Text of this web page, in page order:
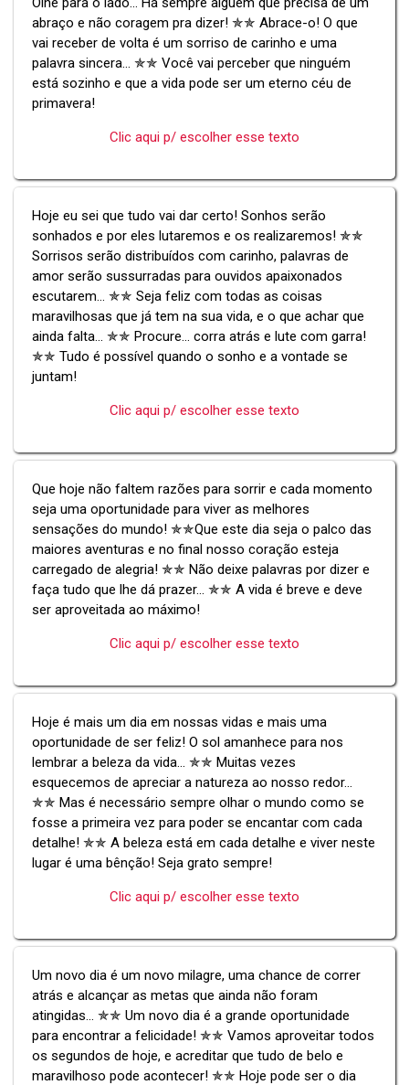
abraço e não coragem pra dizer! ✯✯ Abrace-o! O que
vai receber de volta é um sorriso de carinho e uma
palavra sincera... ✯✯ Você vai perceber que ninguém
está sozinho e que a vida pode ser um eterno céu de
primavera!
Clic aqui p/ escolher esse texto
Hoje eu sei que tudo vai dar certo! Sonhos serão
sonhados e por eles lutaremos e os realizaremos! ✯✯
Sorrisos serão distribuídos com carinho, palavras de
amor serão sussurradas para ouvidos apaixonados
escutarem... ✯✯ Seja feliz com todas as coisas
maravilhosas que já tem na sua vida, e o que achar que
ainda falta... ✯✯ Procure... corra atrás e lute com garra!
✯✯ Tudo é possível quando o sonho e a vontade se
juntam!
Clic aqui p/ escolher esse texto
Que hoje não faltem razões para sorrir e cada momento
seja uma oportunidade para viver as melhores
sensações do mundo! ✯✯Que este dia seja o palco das
maiores aventuras e no final nosso coração esteja
carregado de alegria! ✯✯ Não deixe palavras por dizer e
faça tudo que lhe dá prazer... ✯✯ A vida é breve e deve
ser aproveitada ao máximo!
Clic aqui p/ escolher esse texto
Hoje é mais um dia em nossas vidas e mais uma
oportunidade de ser feliz! O sol amanhece para nos
lembrar a beleza da vida... ✯✯ Muitas vezes
esquecemos de apreciar a natureza ao nosso redor...
✯✯ Mas é necessário sempre olhar o mundo como se
fosse a primeira vez para poder se encantar com cada
detalhe! ✯✯ A beleza está em cada detalhe e viver neste
lugar é uma bênção! Seja grato sempre!
Clic aqui p/ escolher esse texto
Um novo dia é um novo milagre, uma chance de correr
atrás e alcançar as metas que ainda não foram
atingidas... ✯✯ Um novo dia é a grande oportunidade
para encontrar a felicidade! ✯✯ Vamos aproveitar todos
os segundos de hoje, e acreditar que tudo de belo e
maravilhoso pode acontecer! ✯✯ Hoje pode ser o dia